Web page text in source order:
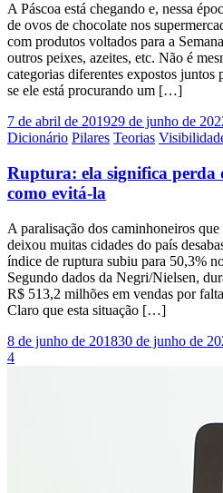
A Páscoa está chegando e, nessa
de ovos de chocolate nos
com produtos voltados para a
outros peixes, azeites, etc. Não é
categorias diferentes expostos juntos
se ele está procurando um […]
7 de abril de 201929 de junho de
Dicionário Pilares Teorias
Ruptura: ela significa perda
como evitá-la
A paralisação dos caminhoneiros
deixou muitas cidades do país
índice de ruptura subiu para 50,3%
Segundo dados da Negri/Nielsen,
R$ 513,2 milhões em vendas por
Claro que esta situação […]
8 de junho de 201830 de junho de
4